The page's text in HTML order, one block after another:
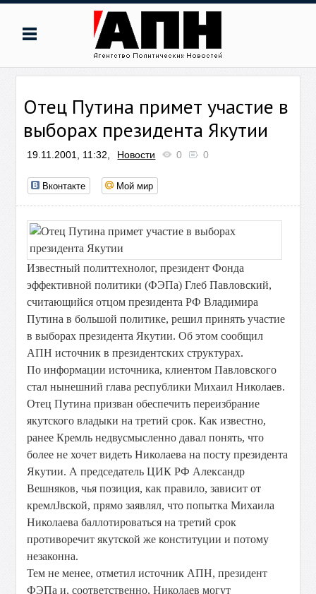
Отец Путина примет участие в
выборах президента Якутии
19.11.2001, 11:32, Новости 0 0
Вконтакте Мой мир
Известный политтехнолог, президент Фонда
эффективной политики (ФЭПа) Глеб Павловский,
считающийся отцом президента РФ Владимира
Путина в большой политике, решил принять участие
в выборах президента Якутии. Об этом сообщил
АПН источник в президентских структурах.
По информации источника, клиентом Павловского
стал нынешний глава республики Михаил Николаев.
Отец Путина призван обеспечить переизбрание
якутского владыки на третий срок. Как известно,
ранее Кремль недвусмысленно давал понять, что
более не хочет видеть Николаева на посту президента
Якутии. А председатель ЦИК РФ Александр
Вешняков, чья позиция, как правило, зависит от
кремлЈвской, прямо заявлял, что попытка Михаила
Николаева баллотироваться на третий срок
противоречит якутской же конституции и потому
незаконна.
Тем не менее, отметил источник АПН, президент
ФЭПа и, соответственно, Николаев могут